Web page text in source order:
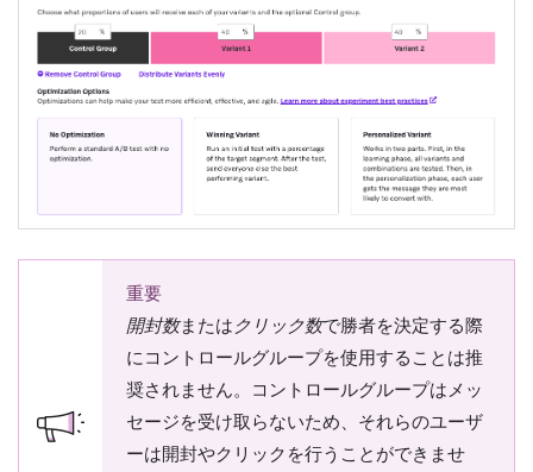
重要
開封数または クリック数で勝者を決定する際
にコントロールグループを使用することは推
奨されません。コントロールグループはメッ
セージを受け取らないため、それらのユーザ
ーは開封やクリックを行うことができませ